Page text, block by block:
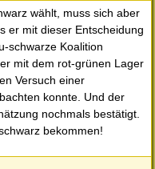
wählt, muss sich aber
er mit dieser Entscheidung
schwarze Koalition
mit dem rot-grünen Lager
Versuch einer
konnte. Und der
nochmals bestätigt.
bekommen!